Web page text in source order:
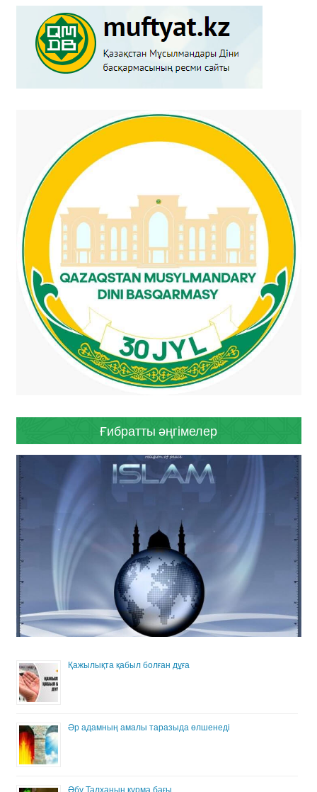
Ғибратты әңгімелер
Қажылықта қабыл болған дұға
Әр адамның амалы таразыда өлшенеді
Әбу Талханың құрма бағы